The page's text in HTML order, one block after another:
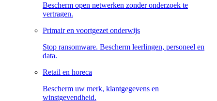
Bescherm open netwerken zonder onderzoek te
vertragen.
Primair en voortgezet onderwijs
Stop ransomware. Bescherm leerlingen, personeel en
data.
Retail en horeca
Bescherm uw merk, klantgegevens en
winstgevendheid.